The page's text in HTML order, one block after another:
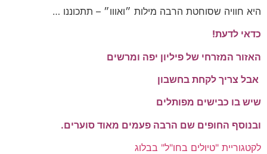
היא חוויה שסוחטת הרבה מילות ״ואווו״ – תתכוננו …
כדאי לדעת!
האזור המזרחי של פיליון יפה ומרשים
אבל צריך לקחת בחשבון
שיש בו כבישים מפותלים
ובנוסף החופים שם הרבה פעמים מאוד סוערים.
לקטגוריית "טיולים בחו"ל" בבלוג